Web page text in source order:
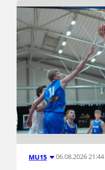
MU15 06.08.2026 21:44